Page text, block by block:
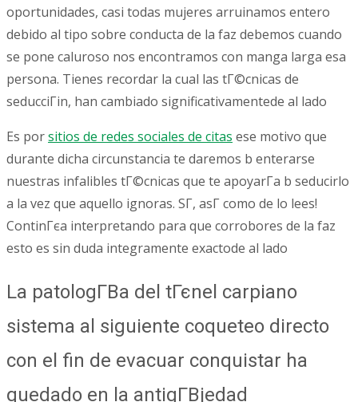
oportunidades, casi todas mujeres arruinamos entero
debido al tipo sobre conducta de la faz debemos cuando
se pone caluroso nos encontramos con manga larga esa
persona. Tienes recordar la cual las tГ©cnicas de
seducciГіn, han cambiado significativamentede al lado
Es porsitios de redes sociales de citas ese motivo que
durante dicha circunstancia te daremos b enterarse
nuestras infalibles tГ©cnicas que te apoyarГ­a b seducirlo
a la vez que aquello ignoras. SГ­, asГ­ como de lo lees!
ContinГєa interpretando para que corrobores de la faz
esto es sin duda integramente exactode al lado
La patologГ­В­a del tГєnel carpiano
sistema al siguiente coqueteo directo
con el fin de evacuar conquistar ha
quedado en la antigГ­Вјedad